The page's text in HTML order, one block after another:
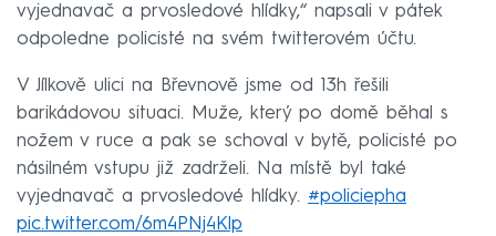
vyjednavač a prvosledové hlídky,“ napsali v pátek
odpoledne policisté na svém twitterovém účtu.
V Jílkově ulici na Břevnově jsme od 13h řešili
barikádovou situaci. Muže, který po domě běhal s
nožem v ruce a pak se schoval v bytě, policisté po
násilném vstupu již zadrželi. Na místě byl také
vyjednavač a prvosledové hlídky. #policiepha
pic.twitter.com/6m4PNj4Klp